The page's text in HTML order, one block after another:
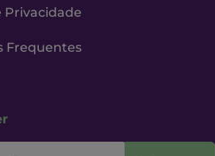
Privacidade
Frequentes